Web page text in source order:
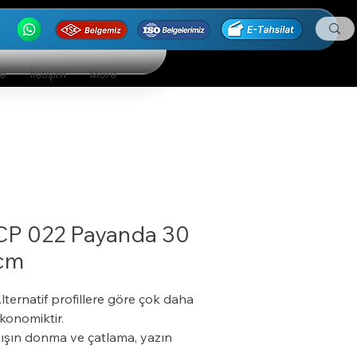
İletişim More
022 Payanda 30
profillere göre çok daha
donma ve çatlama, yazın